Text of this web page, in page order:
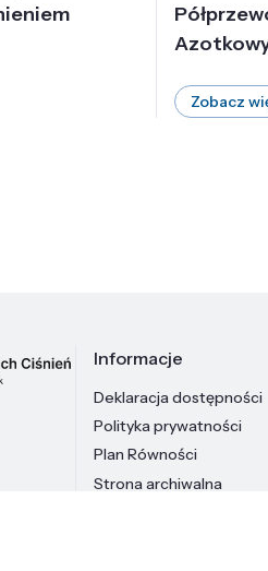
Zobacz
Informacje
Deklaracja dostępności
Polityka prywatności
Plan Równości
Strona archiwalna